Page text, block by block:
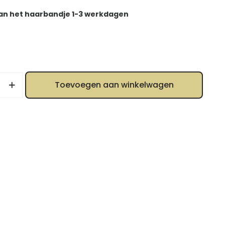
het haarbandje 1-3 werkdagen
Toevoegen aan winkelwagen